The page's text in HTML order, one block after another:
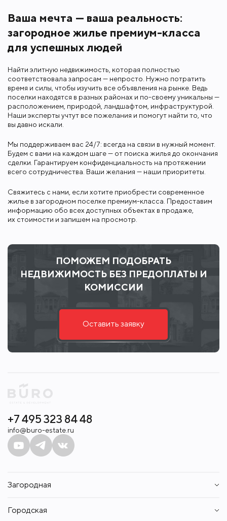
Ваша мечта — ваша реальность:
загородное жилье премиум-класса
для успешных людей
Найти элитную недвижимость, которая полностью
соответствовала запросам — непросто. Нужно потратить
время и силы, чтобы изучить все объявления на рынке. Ведь
поселки находятся в разных районах и по-своему уникальны —
расположением, природой, ландшафтом, инфраструктурой.
Наши эксперты учтут все пожелания и помогут найти то, что
вы давно искали.
Мы поддерживаем вас 24/7: всегда на связи в нужный момент.
Будем с вами на каждом шаге — от поиска жилья до окончания
сделки. Гарантируем конфиденциальность на протяжении
всего сотрудничества. Ваши желания — наши приоритеты.
Свяжитесь с нами, если хотите приобрести современное
жилье в загородном поселке премиум-класса. Предоставим
информацию обо всех доступных объектах в продаже,
их стоимости и запишем на просмотр.
ПОМОЖЕМ ПОДОБРАТЬ
НЕДВИЖИМОСТЬ БЕЗ ПРЕДОПЛАТЫ И
КОМИССИИ
Оставить заявку
+7 495 323 84 48
info@buro-estate.ru
Загородная
Участки
Городская